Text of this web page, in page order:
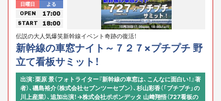
日曜日 よる
OPEN 17:00
START 18:00
伝説の大人気爆笑新幹線イベント奇跡の復活！
新幹線の車窓ナイト～７２７×プチプチ 野
立て看板サミット！
出演：栗原 景（フォトライター『新幹線の車窓は、こんなに面白い！』著
者）、磯島裕介（株式会社セブンツーセブン）、杉山彩香（「プチプチ」の
川上産業）、追加出演！→株式会社ポポンデッタ 山﨑翔悟（727看板の